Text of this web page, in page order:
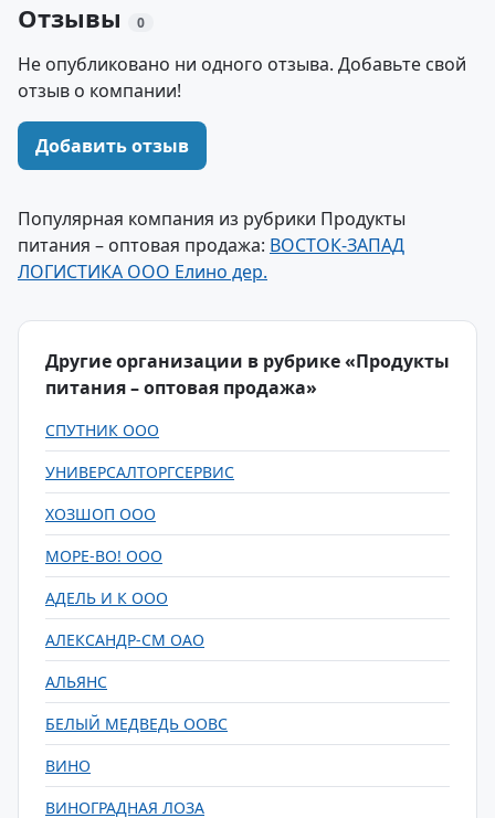
Отзывы 0
Не опубликовано ни одного отзыва. Добавьте свой
отзыв о компании!
Добавить отзыв
Популярная компания из рубрики Продукты
питания – оптовая продажа: ВОСТОК-ЗАПАД
ЛОГИСТИКА ООО Елино дер.
Другие организации в рубрике «Продукты
питания – оптовая продажа»
СПУТНИК ООО
УНИВЕРСАЛТОРГСЕРВИС
ХОЗШОП ООО
МОРЕ-ВО! ООО
АДЕЛЬ И К ООО
АЛЕКСАНДР-СМ ОАО
АЛЬЯНС
БЕЛЫЙ МЕДВЕДЬ ООВС
ВИНО
ВИНОГРАДНАЯ ЛОЗА